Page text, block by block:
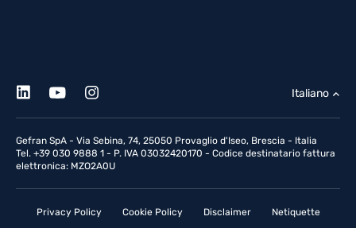
Gefran SpA - Via Sebina, 74, 25050 Provaglio d'Iseo, Brescia - Italia
Tel. +39 030 9888 1 - P. IVA 03032420170 - Codice destinatario fattura
elettronica: MZO2A0U
Italiano
Privacy Policy Cookie Policy Disclaimer Netiquette